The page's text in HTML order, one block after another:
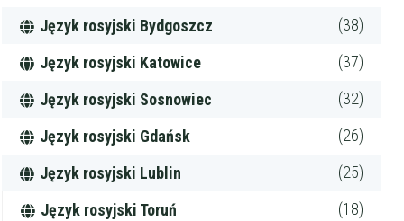
Język rosyjski Bydgoszcz (38)
Język rosyjski Katowice (37)
Język rosyjski Sosnowiec (32)
Język rosyjski Gdańsk (26)
Język rosyjski Lublin (25)
Język rosyjski Toruń (18)